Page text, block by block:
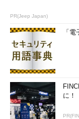
PR(Jeep Japan)
「
に！